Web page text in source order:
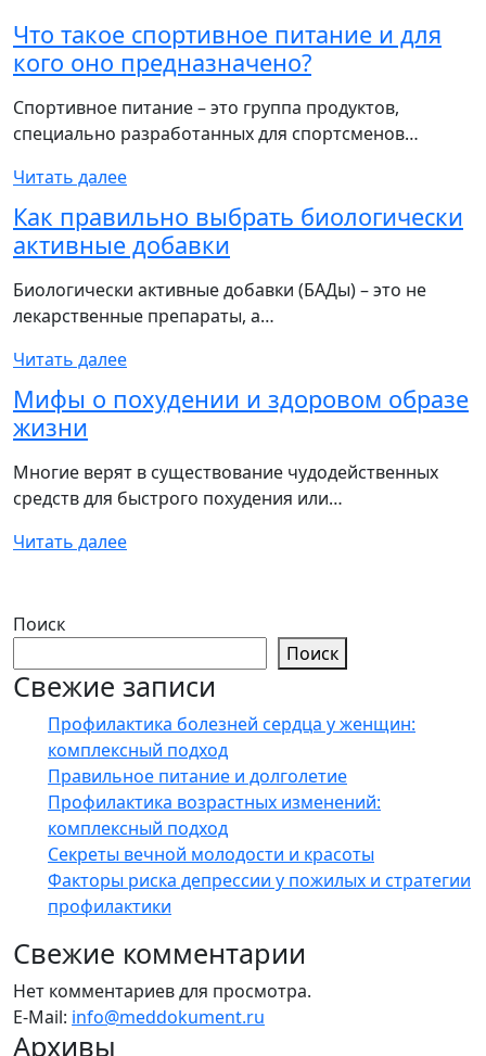
Что такое спортивное питание и для
кого оно предназначено?
Спортивное питание – это группа продуктов,
специально разработанных для спортсменов…
Читать далее
Как правильно выбрать биологически
активные добавки
Биологически активные добавки (БАДы) – это не
лекарственные препараты, а…
Читать далее
Мифы о похудении и здоровом образе
жизни
Многие верят в существование чудодейственных
средств для быстрого похудения или…
Читать далее
Поиск
Поиск
Свежие записи
Профилактика болезней сердца у женщин:
комплексный подход
Правильное питание и долголетие
Профилактика возрастных изменений:
комплексный подход
Секреты вечной молодости и красоты
Факторы риска депрессии у пожилых и стратегии
профилактики
Свежие комментарии
Нет комментариев для просмотра.
E-Mail: info@meddokument.ru
Архивы